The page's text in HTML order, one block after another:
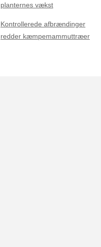
planternes vækst
Kontrollerede afbrændinger
redder kæmpemammuttræer